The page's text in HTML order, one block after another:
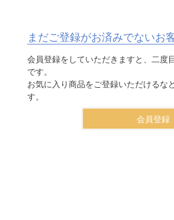
まだご登録がお済みでないお
会員登録をしていただきますと、二度
です。
お気に入り商品をご登録いただけるな
す。
会員登録